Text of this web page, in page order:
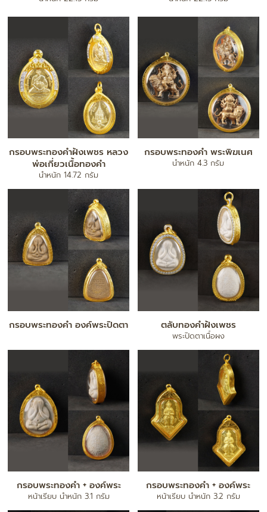
กรอบพระทองคำฝังเพชร หลวง
พ่อเกี่ยวเนื้อทองคำ
น้ำหนัก 14.72 กรัม
กรอบพระทองคำ พระพิฆเนศ
น้ำหนัก 4.3 กรัม
กรอบพระทองคำ องค์พระปิดตา ตลับทองคำฝังเพชร
พระปิดตาเนื้อผง
กรอบพระทองคำ + องค์พระ
หน้าเรียบ น้ำหนัก 3.1 กรัม
กรอบพระทองคำ + องค์พระ
หน้าเรียบ น้ำหนัก 3.2 กรัม